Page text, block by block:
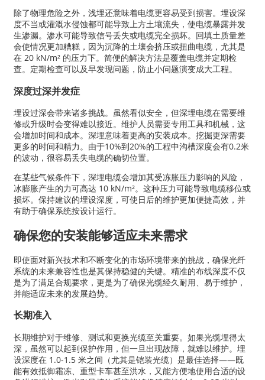
除了物理危险之外，浅埋还意味着电缆更容易受到损害。埋设深
度不当或灌溉水侵蚀都可能导致上方土壤流失，使电缆暴露并发
生渗漏。渗水可能导致信号丢失或电缆完全损坏。回填土质量差
会使情况更加糟糕，因为沉降的土壤会挤压或扭曲电缆，尤其是
在 20 kN/m² 的压力下。简便的解决方法是覆盖电缆并定期检
查。定期检查可以及早发现问题，防止小问题演变成大工程。
深度过深并发症
埋设过深会带来诸多挑战。虽然看似安全，但深埋电缆在需要维
修或升级时会变得难以接近。维护人员需要专用工具和机械，这
会增加时间和成本。深埋意味着更高的安装成本。挖掘更深需要
更多的时间和精力。由于10%到20%的工程中沟槽深度会有0.2米
的波动，很容易丢失电缆的确切位置。
在某些气候条件下，深埋电缆会增加其受冻胀压力影响的风险，
冰膨胀产生的力可高达 10 kN/m²。这种压力可能导致电缆移位或
损坏。保持建议的埋设深度，可使日后的维护更加便捷高效，并
有助于确保系统按设计运行。
确保您的安装能够适应未来需求
即使面对新兴技术和不断变化的市场环境带来的挑战，确保光纤
系统的未来兼容性也是其保持稳健的关键。精准的布线深度不仅
是为了满足合规要求，更是为了确保光缆经久耐用、易于维护，
并能适应未来的发展趋势。
长期准入
长期维护对于维修、测试和更换光缆至关重要。如果光缆埋得太
深，虽然可以起到保护作用，但一旦出现故障，就难以维护。埋
设深度在 1.0-1.5 米之间（尤其是铠装光缆）是最佳选择——既
能有效抵御霜冻、重型卡车甚至洪水，又能方便地使用合适的设